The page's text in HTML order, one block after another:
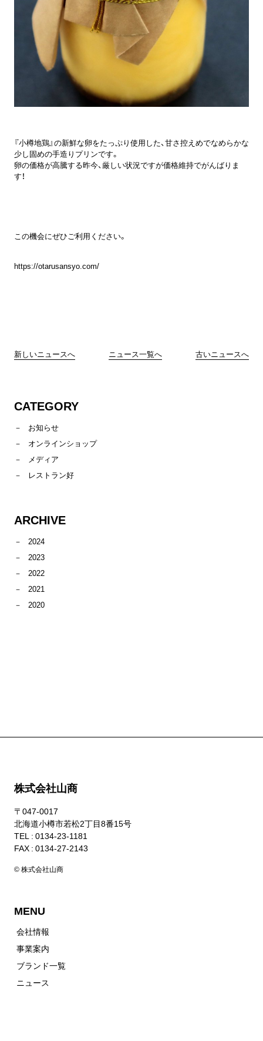
『小樽地鶏』の新鮮な卵をたっぷり使用した、甘さ控えめでなめらかな
少し固めの手造りプリンです。
卵の価格が高騰する昨今、厳しい状況ですが価格維持でがんばりま
す！
この機会にぜひご利用ください。
https://otarusansyo.com/
新しいニュースへ ニュース一覧へ 古いニュースへ
CATEGORY
お知らせ
オンラインショップ
メディア
レストラン好
ARCHIVE
2024
2023
2022
2021
2020
株式会社山商
〒047-0017
北海道小樽市若松2丁目8番15号
TEL : 0134-23-1181
FAX : 0134-27-2143
© 株式会社山商
MENU
会社情報
事業案内
ブランド一覧
ニュース